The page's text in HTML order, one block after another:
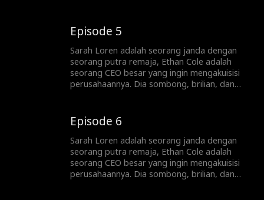
dan yang dia inginkan ... adalah hati Sarah.
Episode 5
Sarah Loren adalah seorang janda dengan
seorang putra remaja, Ethan Cole adalah
seorang CEO besar yang ingin mengakuisisi
perusahaannya. Dia sombong, brilian, dan
dan yang dia inginkan ... adalah hati Sarah.
Episode 6
Sarah Loren adalah seorang janda dengan
seorang putra remaja, Ethan Cole adalah
seorang CEO besar yang ingin mengakuisisi
perusahaannya. Dia sombong, brilian, dan